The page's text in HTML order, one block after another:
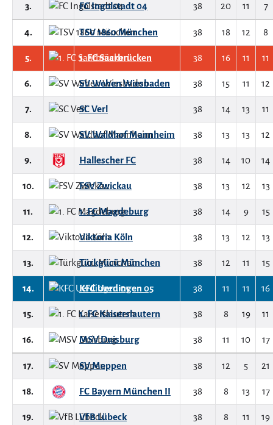
3. FC Ingolstadt 04 38 20 11 7
4. TSV 1860 München 38 18 12 8
5. 1. FC Saarbrücken 38 16 11 11
6. SV Wehen Wiesbaden 38 15 11 12
7. SC Verl 38 14 13 11
8. SV Waldhof Mannheim 38 13 13 12
9. Hallescher FC 38 14 10 14
10. FSV Zwickau 38 13 12 13
11. 1. FC Magdeburg 38 14 9 15
12. Viktoria Köln 38 13 12 13
13. Türkgücü München 38 12 11 15
14. KFC Uerdingen 05 38 11 11 16
15. 1. FC Kaiserslautern 38 8 19 11
16. MSV Duisburg 38 11 10 17
17. SV Meppen 38 12 5 21
18. FC Bayern München II 38 8 13 17
19. VfB Lübeck 38 8 11 19